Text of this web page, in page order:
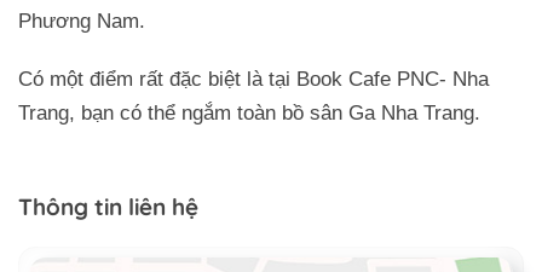
Phương Nam.
Có một điểm rất đặc biệt là tại Book Cafe PNC- Nha
Trang, bạn có thể ngắm toàn bồ sân Ga Nha Trang.
Thông tin liên hệ